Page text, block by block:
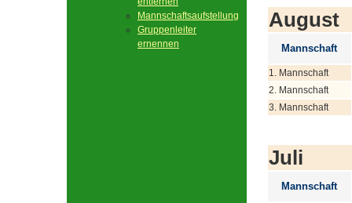
Mannschaftsaufstellung
Gruppenleiter
ernennen
August
Mannschaft
1. Mannschaft
2. Mannschaft
3. Mannschaft
Juli
Mannschaft